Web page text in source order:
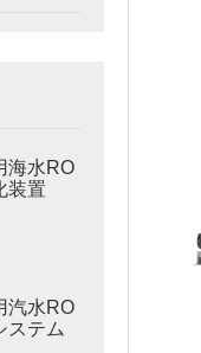
海水RO
装置
汽水RO
ステム